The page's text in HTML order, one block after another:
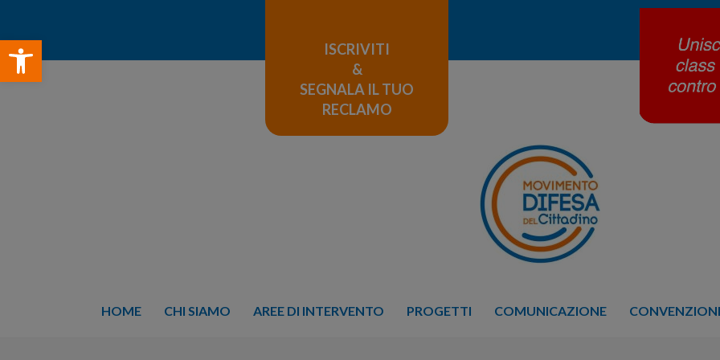
Open toolbar
ISCRIVITI
&
SEGNALA IL TUO
RECLAMO
HOME CHI SIAMO AREE DI INTERVENTO PROGETTI COMUNICAZIONE